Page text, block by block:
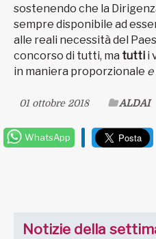
sostenendo che la
sempre disponibile ad
alle reali necessità del
concorso di tutti, ma tutti i
in maniera proporzionale
01 ottobre 2018 ALDAI
WhatsApp
Notizie della